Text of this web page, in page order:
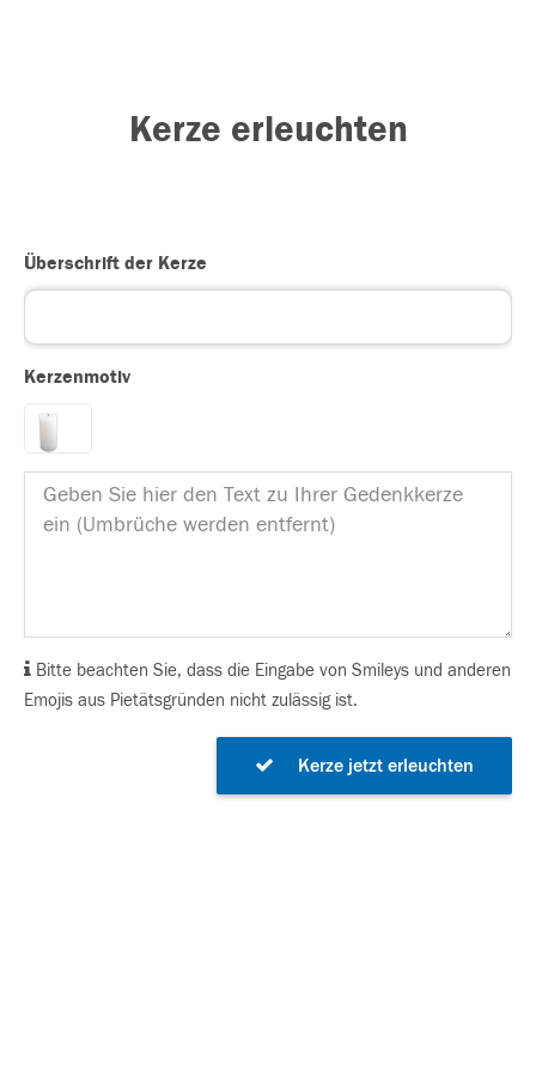
Kerze erleuchten
Überschrift der Kerze
Kerzenmotiv
Bitte beachten Sie, dass die Eingabe von Smileys und anderen
Emojis aus Pietätsgründen nicht zulässig ist.
Kerze jetzt erleuchten